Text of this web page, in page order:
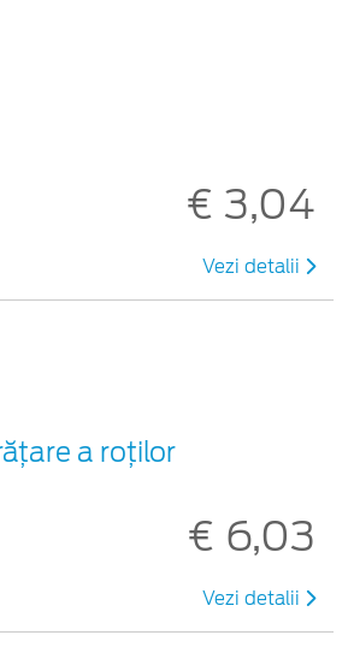
€ 3,04
Vezi detalii
a roților
€ 6,03
Vezi detalii